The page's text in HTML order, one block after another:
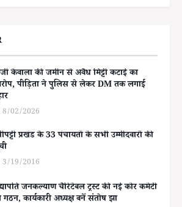
केवाला की जमीन से अवैध मिट्टी कटाई का
पीड़िता ने पुलिस से लेकर DM तक लगाई
8/02/2026
प्रखंड के 33 पंचायतों के सभी उम्मीदवारों की
3/19/2016
जनकल्याण चैरिटेबल ट्रस्ट की नई कोर कमेटी
गठन, कार्यकारी अध्यक्ष बनें संतोष झा